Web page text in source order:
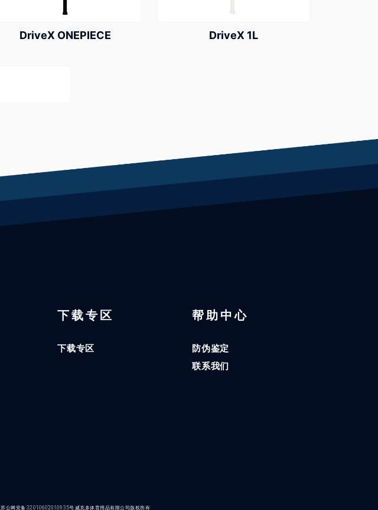
DriveX ONEPIECE DriveX 1L
下载专区
下载专区
帮助中心
防伪鉴定
联系我们
苏公网安备 32010602010935号 威克多体育用品有限公司版权所有